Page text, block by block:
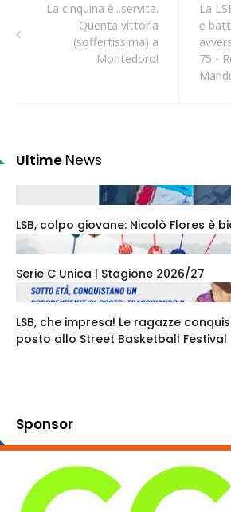
La cinquina è...servita.
Quenta vittoria
(soffertissima) a
Montedoro!
La
e
75 -
Ultime News
LSB, colpo giovane: Nicolò Flores è
Serie C Unica | Stagione 2026/27
LSB, che impresa! Le ragazze
posto allo Street Basketball Festival
Sponsor